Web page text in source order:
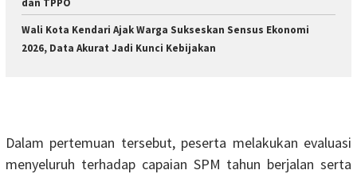
dan TPPO
Wali Kota Kendari Ajak Warga Sukseskan Sensus Ekonomi
2026, Data Akurat Jadi Kunci Kebijakan
Dalam pertemuan tersebut, peserta melakukan evaluasi
menyeluruh terhadap capaian SPM tahun berjalan serta